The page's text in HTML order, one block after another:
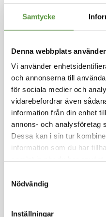
Samtycke
Denna webbplats
Vi använder
och annonserna till
för sociala medier och
vidarebefordrar även
information från din enhet
annons- och analysföretag
Dessa kan i sin tur
information som du har
Nödvändig
Inställningar
Logga in för att handla
Klassisk paprikasallad
lad inlagd röd
i bland annat röror och
a som tillbehör till
Kolonial
Kartong på pall -
Utg:2027-02-22
14 Partier kvar
TAGE LINDBLOM
Hoppa
till
början
bildgalleriet